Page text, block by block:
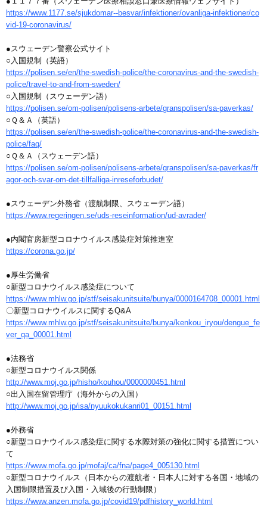
https://www.1177.se/sjukdomar--besvar/infektioner/ovanliga-infektioner/co
vid-19-coronavirus/
●スウェーデン警察公式サイト
○入国規制（英語）
https://polisen.se/en/the-swedish-police/the-coronavirus-and-the-swedish-
police/travel-to-and-from-sweden/
○入国規制（スウェーデン語）
https://polisen.se/om-polisen/polisens-arbete/granspolisen/sa-paverkas/
○Ｑ＆Ａ（英語）
https://polisen.se/en/the-swedish-police/the-coronavirus-and-the-swedish-
police/faq/
○Ｑ＆Ａ（スウェーデン語）
https://polisen.se/om-polisen/polisens-arbete/granspolisen/sa-paverkas/fr
agor-och-svar-om-det-tillfalliga-inreseforbudet/
●スウェーデン外務省（渡航制限、スウェーデン語）
https://www.regeringen.se/uds-reseinformation/ud-avrader/
●内閣官房新型コロナウイルス感染症対策推進室
https://corona.go.jp/
●厚生労働省
○新型コロナウイルス感染症について
https://www.mhlw.go.jp/stf/seisakunitsuite/bunya/0000164708_00001.html
〇新型コロナウイルスに関するQ&A
https://www.mhlw.go.jp/stf/seisakunitsuite/bunya/kenkou_iryou/dengue_fe
ver_qa_00001.html
●法務省
○新型コロナウイルス関係
http://www.moj.go.jp/hisho/kouhou/0000000451.html
○出入国在留管理庁（海外からの入国）
http://www.moj.go.jp/isa/nyuukokukanri01_00151.html
●外務省
○新型コロナウイルス感染症に関する水際対策の強化に関する措置につい
て
https://www.mofa.go.jp/mofaj/ca/fna/page4_005130.html
○新型コロナウイルス（日本からの渡航者・日本人に対する各国・地域の
入国制限措置及び入国・入域後の行動制限）
https://www.anzen.mofa.go.jp/covid19/pdfhistory_world.html